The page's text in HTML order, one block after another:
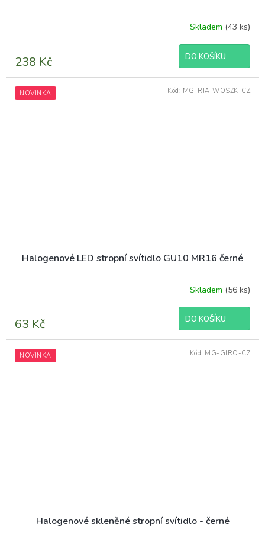
Skladem (43 ks)
238 Kč DO KOŠÍKU
NOVINKA
Halogenové LED stropní svítidlo GU10 MR16 černé
Skladem (56 ks)
63 Kč DO KOŠÍKU
Kód: MG-RIA-WOSZK-CZ
NOVINKA
Halogenové skleněné stropní svítidlo - černé
Kód: MG-GIRO-CZ